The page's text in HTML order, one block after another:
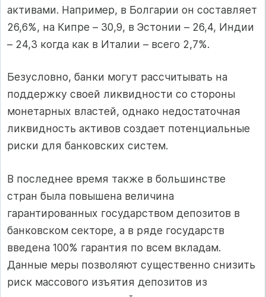
активами. Например, в Болгарии он составляет
26,6%, на Кипре – 30,9, в Эстонии – 26,4, Индии
– 24,3 когда как в Италии – всего 2,7%.
Безусловно, банки могут рассчитывать на
поддержку своей ликвидности со стороны
монетарных властей, однако недостаточная
ликвидность активов создает потенциальные
риски для банковских систем.
В последнее время также в большинстве
стран была повышена величина
гарантированных государством депозитов в
банковском секторе, а в ряде государств
введена 100% гарантия по всем вкладам.
Данные меры позволяют существенно снизить
риск массового изъятия депозитов из